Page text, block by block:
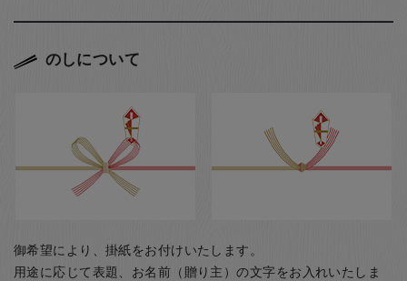
のしについて
御希望により、掛紙をお付けいたします。
用途に応じて表題、お名前（贈り主）の文字をお入れいたしま